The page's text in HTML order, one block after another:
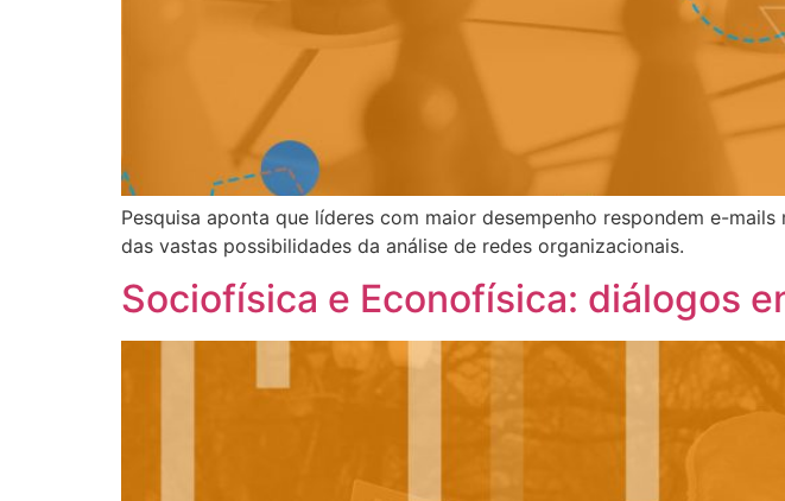
Pesquisa aponta que líderes com maior desempenho respondem e-
das vastas possibilidades da análise de redes organizacionais.
Sociofísica e Econofísica: diálogos